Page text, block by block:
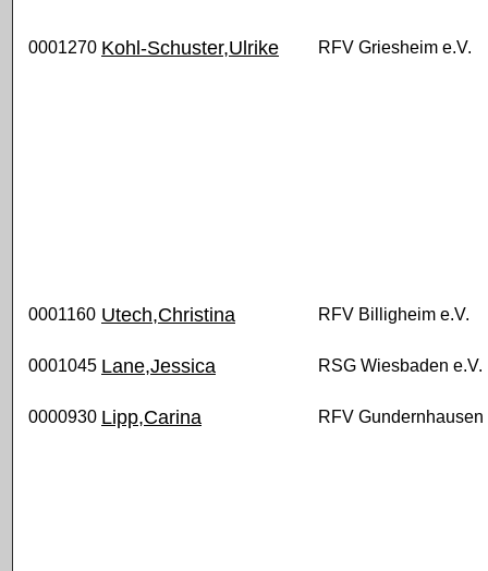
0001270 Kohl-Schuster,Ulrike RFV Griesheim e.V.
0001160 Utech,Christina RFV Billigheim e.V.
0001045 Lane,Jessica RSG Wiesbaden e.V.
0000930 Lipp,Carina RFV Gundernhausen